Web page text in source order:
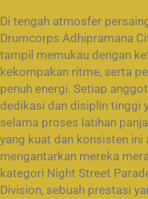
Di tengah atmosfer
Drumcorps Adhipramana
tampil memukau dengan
kekompakan ritme, serta
penuh energi. Setiap
dedikasi dan disiplin tinggi
selama proses latihan
yang kuat dan konsisten ini
mengantarkan mereka
kategori Night Street
Division, sebuah prestasi